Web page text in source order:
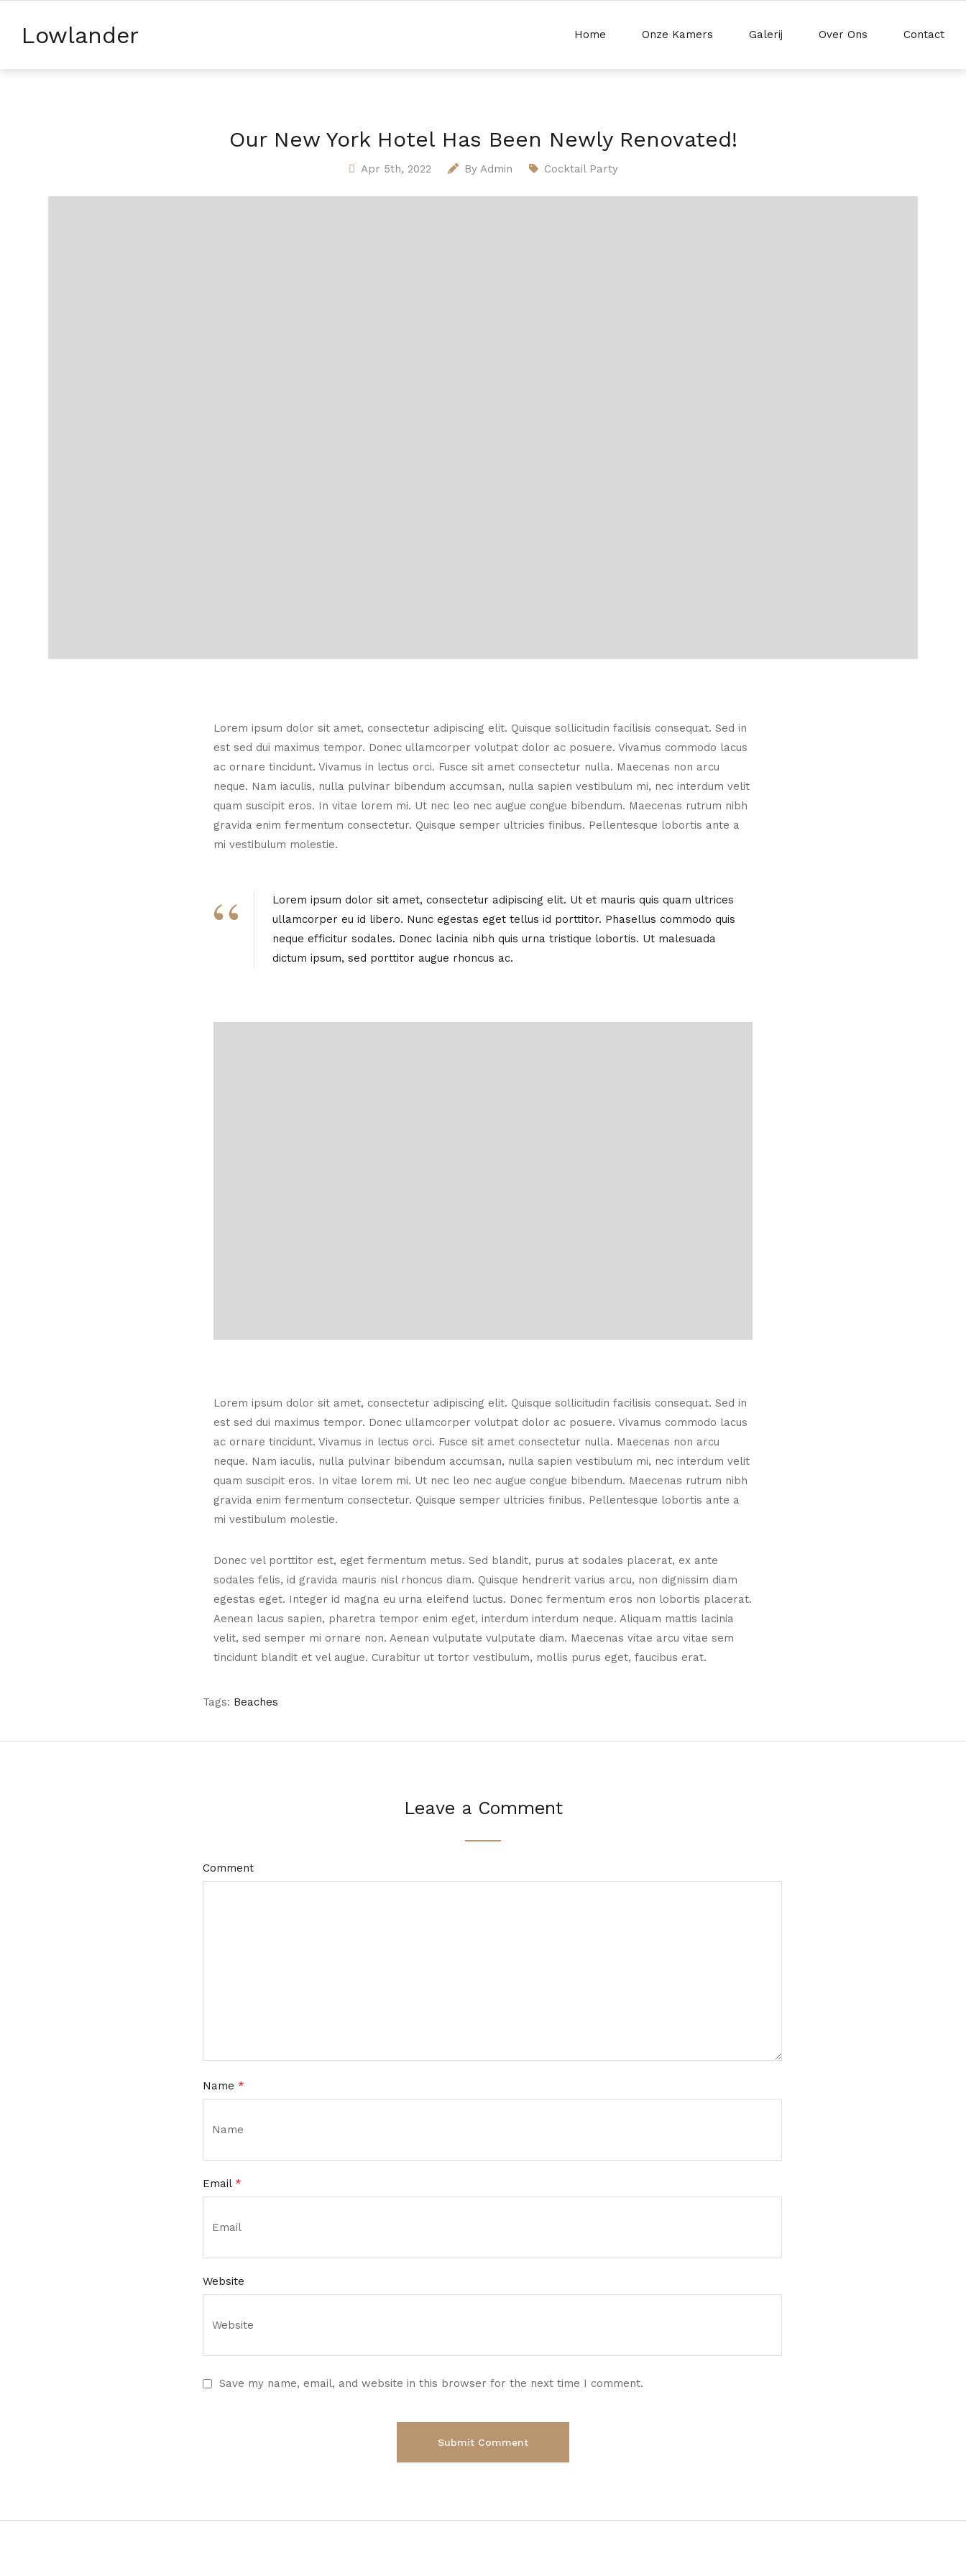
Lowlander Home Onze Kamers Galerij Over Ons Contact
Our New York Hotel Has Been Newly Renovated!
Apr 5th, 2022 By Admin Cocktail Party
Lorem ipsum dolor sit amet, consectetur adipiscing elit. Quisque sollicitudin facilisis consequat. Sed in
est sed dui maximus tempor. Donec ullamcorper volutpat dolor ac posuere. Vivamus commodo lacus
ac ornare tincidunt. Vivamus in lectus orci. Fusce sit amet consectetur nulla. Maecenas non arcu
neque. Nam iaculis, nulla pulvinar bibendum accumsan, nulla sapien vestibulum mi, nec interdum velit
quam suscipit eros. In vitae lorem mi. Ut nec leo nec augue congue bibendum. Maecenas rutrum nibh
gravida enim fermentum consectetur. Quisque semper ultricies finibus. Pellentesque lobortis ante a
mi vestibulum molestie.
Lorem ipsum dolor sit amet, consectetur adipiscing elit. Ut et mauris quis quam ultrices
ullamcorper eu id libero. Nunc egestas eget tellus id porttitor. Phasellus commodo quis
neque efficitur sodales. Donec lacinia nibh quis urna tristique lobortis. Ut malesuada
dictum ipsum, sed porttitor augue rhoncus ac.
Lorem ipsum dolor sit amet, consectetur adipiscing elit. Quisque sollicitudin facilisis consequat. Sed in
est sed dui maximus tempor. Donec ullamcorper volutpat dolor ac posuere. Vivamus commodo lacus
ac ornare tincidunt. Vivamus in lectus orci. Fusce sit amet consectetur nulla. Maecenas non arcu
neque. Nam iaculis, nulla pulvinar bibendum accumsan, nulla sapien vestibulum mi, nec interdum velit
quam suscipit eros. In vitae lorem mi. Ut nec leo nec augue congue bibendum. Maecenas rutrum nibh
gravida enim fermentum consectetur. Quisque semper ultricies finibus. Pellentesque lobortis ante a
mi vestibulum molestie.
Donec vel porttitor est, eget fermentum metus. Sed blandit, purus at sodales placerat, ex ante
sodales felis, id gravida mauris nisl rhoncus diam. Quisque hendrerit varius arcu, non dignissim diam
egestas eget. Integer id magna eu urna eleifend luctus. Donec fermentum eros non lobortis placerat.
Aenean lacus sapien, pharetra tempor enim eget, interdum interdum neque. Aliquam mattis lacinia
velit, sed semper mi ornare non. Aenean vulputate vulputate diam. Maecenas vitae arcu vitae sem
tincidunt blandit et vel augue. Curabitur ut tortor vestibulum, mollis purus eget, faucibus erat.
Tags: Beaches
Leave a Comment
Comment
Name *
Email *
Website
Save my name, email, and website in this browser for the next time I comment.